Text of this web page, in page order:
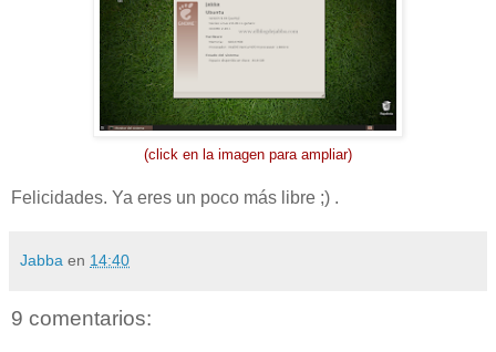
(click en la imagen para ampliar)
Felicidades. Ya eres un poco más libre ;) .
Jabba en 14:40
9 comentarios: